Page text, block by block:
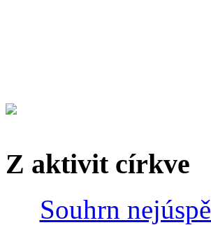
Z aktivit církve
Souhrn